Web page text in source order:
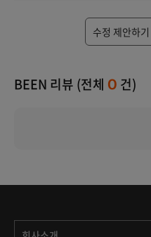
수정 제안하기
BEEN 리뷰 (전체 0 건)